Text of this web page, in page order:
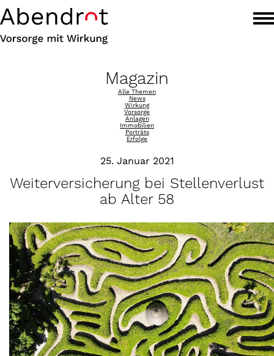
Magazin
Alle Themen
News
Wirkung
Vorsorge
Anlagen
Immobilien
Porträts
Erfolge
25. Januar 2021
Weiterversicherung bei Stellenverlust
ab Alter 58